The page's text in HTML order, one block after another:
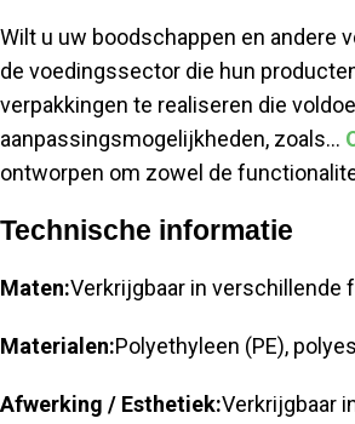
Wilt u uw boodschappen en andere
de voedingssector die hun
verpakkingen te realiseren die
aanpassingsmogelijkheden, zoals...
ontworpen om zowel de
Technische informatie
Maten:Verkrijgbaar in verschillende
Materialen:Polyethyleen (PE),
Afwerking / Esthetiek:Verkrijgbaar